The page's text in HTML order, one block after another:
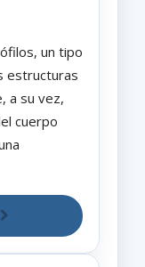
un tipo
estructuras
a su vez,
cuerpo